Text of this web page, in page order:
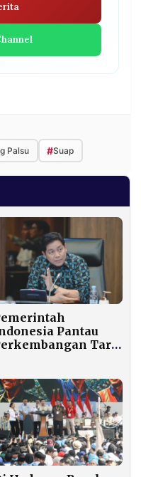
Palsu #Suap
Pantau
Tarif
Belum